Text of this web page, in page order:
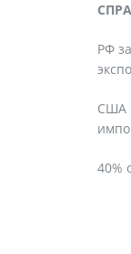
РФ
США
40%